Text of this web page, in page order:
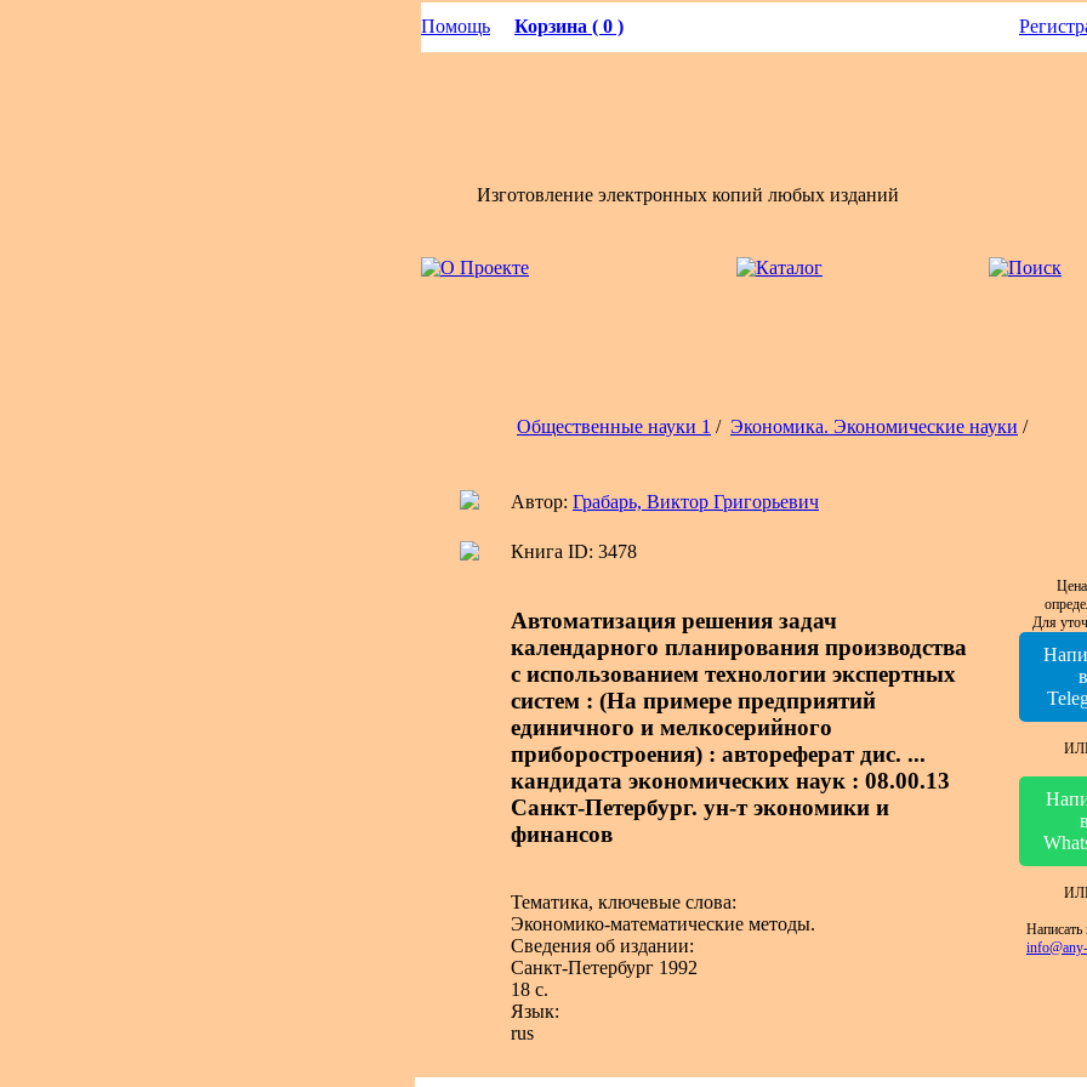
Помощь Корзина ( 0 )
Изготовление электронных копий любых изданий
Общественные науки 1 / Экономика. Экономические науки /
Автор: Грабарь, Виктор Григорьевич
Книга ID: 3478
Автоматизация решения задач
календарного планирования производства
с использованием технологии экспертных
систем : (На примере предприятий
единичного и мелкосерийного
приборостроения) : автореферат дис. ...
кандидата экономических наук : 08.00.13
Санкт-Петербург. ун-т экономики и
финансов
Тематика, ключевые слова:
Экономико-математические методы.
Сведения об издании:
Санкт-Петербург 1992
18 с.
Язык:
rus
Для
в
в
Написать